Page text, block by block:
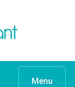
Menu